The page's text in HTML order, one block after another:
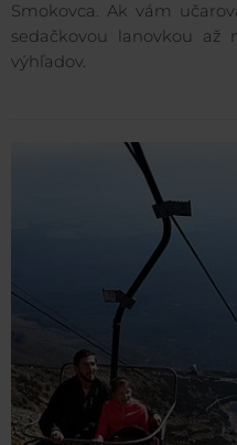
Smokovca. Ak vám
sedačkovou lanovkou až
výhľadov.